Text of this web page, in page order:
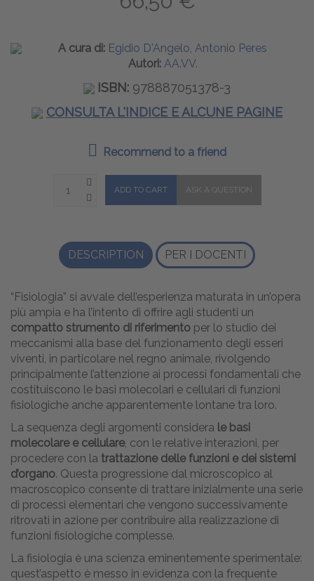
A cura di: Egidio D'Angelo, Antonio Peres
Autori: AA.VV.
ISBN: 978887051378-3
CONSULTA L'INDICE E ALCUNE PAGINE
Recommend to a friend
DESCRIPTION PER I DOCENTI
“Fisiologia” si avvale dell’esperienza maturata in un’opera
più ampia e ha l’intento di offrire agli studenti un
compatto strumento di riferimento per lo studio dei
meccanismi alla base del funzionamento degli esseri
viventi, in particolare nel regno animale, rivolgendo
principalmente l’attenzione ai processi fondamentali che
costituiscono le basi molecolari e cellulari di funzioni
fisiologiche anche apparentemente lontane tra loro.
La sequenza degli argomenti considera le basi
molecolare e cellulare, con le relative interazioni, per
procedere con la trattazione delle funzioni e dei sistemi
d’organo. Questa progressione dal microscopico al
macroscopico consente di trattare inizialmente una serie
di processi elementari che vengono successivamente
ritrovati in azione per contribuire alla realizzazione di
funzioni fisiologiche complesse.
La fisiologia è una scienza eminentemente sperimentale:
quest’aspetto è messo in evidenza con la frequente